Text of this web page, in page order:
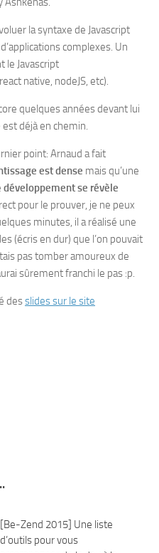
la syntaxe de Javascript
complexes. Un
le Javascript
native, nodeJS, etc).
quelques années devant lui
déjà en chemin.
point: Arnaud a fait
est dense mais qu’une
développement se révèle
pour le prouver, je ne peux
minutes, il a réalisé une
(écris en dur) que l’on pouvait
pas tomber amoureux de
sûrement franchi le pas :p.
desslides sur le site
[Be-Zend 2015] Une liste
d’outils pour vous